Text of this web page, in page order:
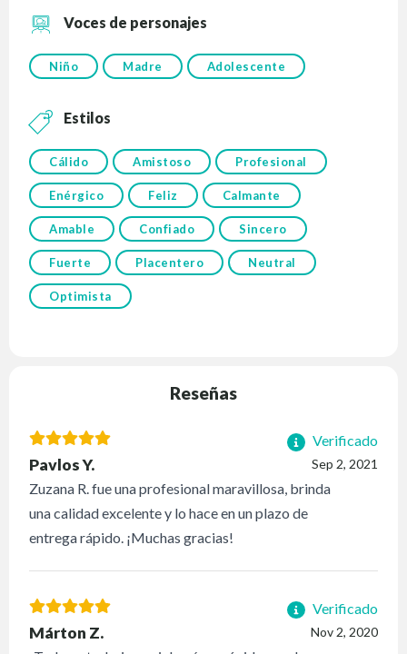
Voces de personajes
Niño Madre Adolescente
Estilos
Cálido Amistoso Profesional
Enérgico Feliz Calmante
Amable Confiado Sincero
Fuerte Placentero Neutral
Optimista
Reseñas
Verificado
Sep 2, 2021
Pavlos Y.
Zuzana R. fue una profesional maravillosa, brinda
una calidad excelente y lo hace en un plazo de
entrega rápido. ¡Muchas gracias!
Verificado
Nov 2, 2020
Márton Z.